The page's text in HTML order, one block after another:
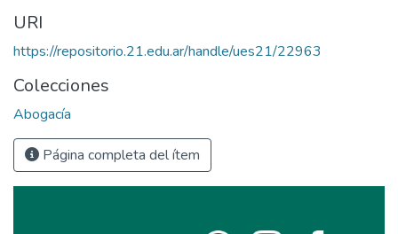
URI
https://repositorio.21.edu.ar/handle/ues21/22963
Colecciones
Abogacía
Página completa del ítem